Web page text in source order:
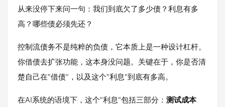
从来没停下来问一句：我们到底欠了多少债？利息有多
高？哪些债必须先还？
控制流债务不是纯粹的负债，它本质上是一种设计杠杆。
你借债去扩张功能，这本身没问题。关键在于，你是否清
楚自己在"借债"，以及这个"利息"到底有多高。
在AI系统的语境下，这个"利息"包括三部分： 测试成本